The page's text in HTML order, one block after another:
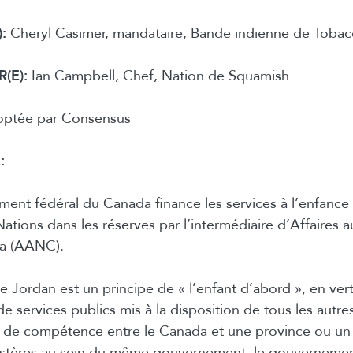
Cheryl Casimer, mandataire, Bande indienne de
Ian Campbell, Chef, Nation de Squamish
par Consensus
fédéral du Canada finance les services à
dans les réserves par l’intermédiaire d’Affaires
(AANC).
Jordan est un principe de « l’enfant d’abord », en
services publics mis à la disposition de tous les
compétence entre le Canada et une province ou